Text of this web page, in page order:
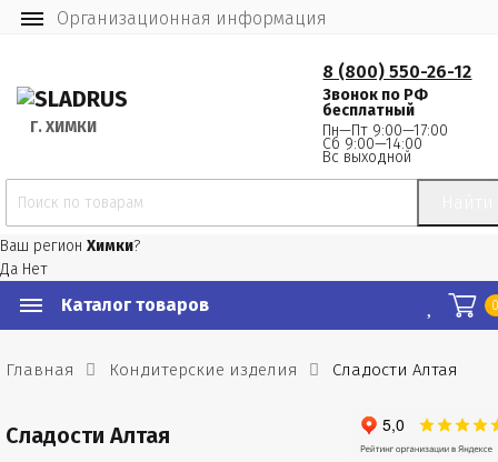
Организационная информация
Г. ХИМКИ
8 (800) 550-26-12
Звонок по РФ
бесплатный
Пн—Пт 9:00—17:00
Сб 9:00—14:00
Вс выходной
Ваш регион Химки?
Да Нет
Каталог товаров
Главная Кондитерские изделия Сладости Алтая
Сладости Алтая